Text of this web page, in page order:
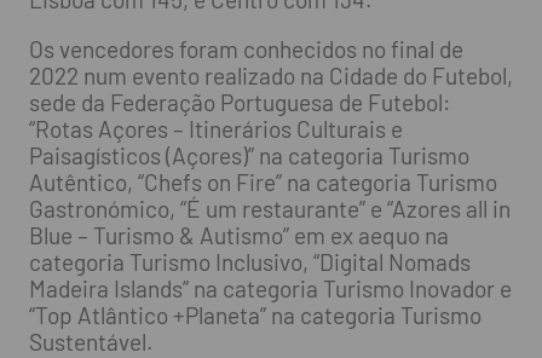
Os vencedores foram conhecidos no final de
2022 num evento realizado na Cidade do Futebol,
sede da Federação Portuguesa de Futebol:
“Rotas Açores – Itinerários Culturais e
Paisagísticos (Açores)” na categoria Turismo
Autêntico, “Chefs on Fire” na categoria Turismo
Gastronómico, “É um restaurante” e “Azores all in
Blue – Turismo & Autismo” em ex aequo na
categoria Turismo Inclusivo, “Digital Nomads
Madeira Islands” na categoria Turismo Inovador e
“Top Atlântico +Planeta” na categoria Turismo
Sustentável.